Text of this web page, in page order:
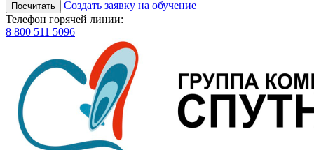
Посчитать
Создать заявку на обучение
Телефон горячей линии:
8 800 511 5096